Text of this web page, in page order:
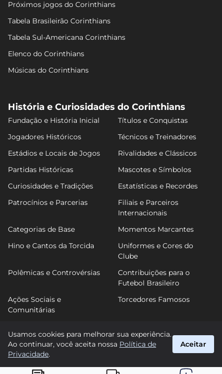
Próximos jogos do Corinthians
Tabela Brasileirão Corinthians
Tabela Sul-Americana Corinthians
Elenco do Corinthians
Músicas do Corinthians
História e Curiosidades do Corinthians
Fundação e História Inicial
Títulos e Conquistas
Jogadores Históricos
Técnicos e Treinadores
Estádios e Locais de Jogos
Rivalidades e Clássicos
Partidas Históricas
Mascotes e Símbolos
Curiosidades e Tradições
Estatísticas e Recordes
Patrocínios e Parcerias
Filiais e Parceiros
Internacionais
Categorias de Base
Momentos Marcantes
Hino e Cantos da Torcida
Uniformes e Cores do
Clube
Polêmicas e Controvérsias
Contribuições para o
Futebol Brasileiro
Ações Sociais e
Comunitárias
Torcedores Famosos
FuTimão
Usamos cookies para melhorar sua experiência.
Ao continuar, você aceita nossa Política de
Privacidade.
Aceitar